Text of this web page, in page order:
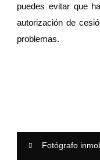
puedes evitar que
autorización de
problemas.
Fotógrafo